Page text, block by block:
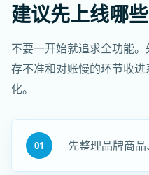
建议先上线哪
不要一开始就追求全功能
存不准和对账慢的环节收
化。
01 先整理品牌商品